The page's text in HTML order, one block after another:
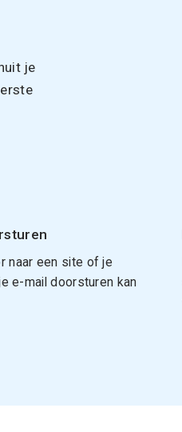
je
naar een site of je
e-mail doorsturen kan